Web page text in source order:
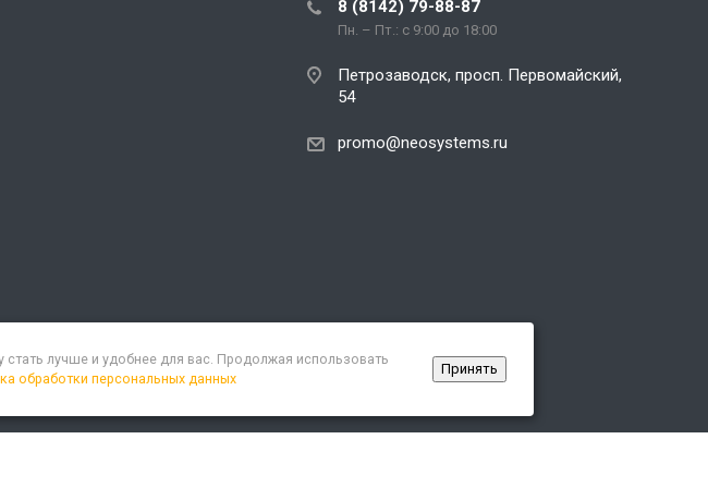
8 (8142) 79-88-87
Пн. – Пт.: с 9:00 до 18:00
Петрозаводск, просп. Первомайский,
54
promo@neosystems.ru
лучше и удобнее для вас. Продолжая использовать
обработки персональных данных
Принять